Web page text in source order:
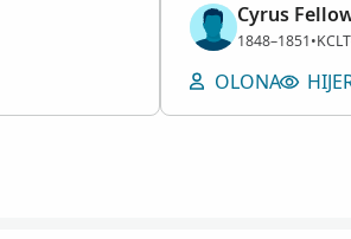
Cyrus
Lahy
1848–1851•
OLONA